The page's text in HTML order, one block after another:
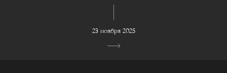
23 ноября 2025